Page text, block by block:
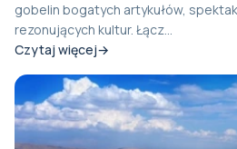
gobelin bogatych artykułów,
rezonujących kultur. Łącz...
Czytaj więcej